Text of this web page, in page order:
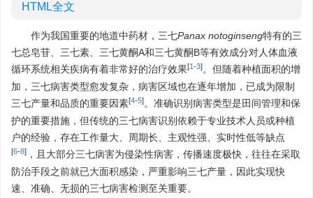
HTML全文
作为我国重要的地道中药材，三七Panax notoginseng特有的三
七总皂苷、三七素、三七黄酮A和三七黄酮B等有效成分对人体血液
循环系统相关疾病有着非常好的治疗效果[1-3]。但随着种植面积的增
加，三七病害类型愈发复杂，病害区域也在逐年增加，已成为限制
三七产量和品质的重要因素[4-5]。准确识别病害类型是田间管理和保
护的重要措施，但传统的三七病害识别依赖于专业技术人员或种植
户的经验，存在工作量大、周期长、主观性强、实时性低等缺点
[6-8] ，且大部分三七病害为侵染性病害，传播速度极快，往往在采取
防治手段之前就已大面积感染，严重影响三七产量，因此实现快
速、准确、无损的三七病害检测至关重要。